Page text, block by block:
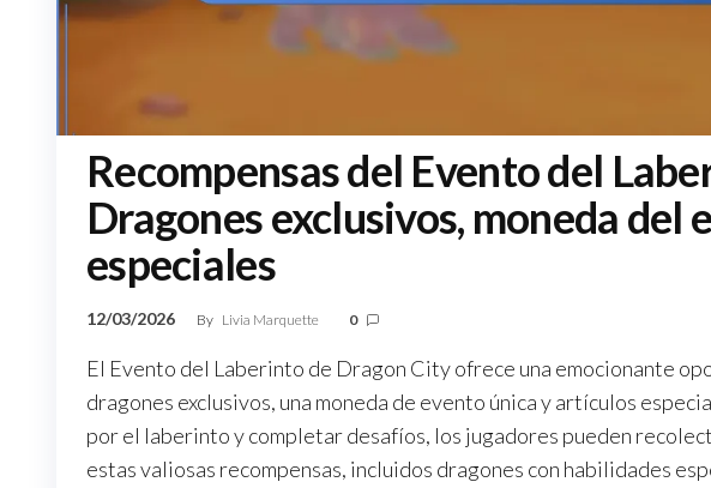
Recompensas del Evento del
Dragones exclusivos, moneda del
especiales
12/03/2026 By Livia Marquette 0
El Evento del Laberinto de Dragon City ofrece una emocionante
dragones exclusivos, una moneda de evento única y artículos
por el laberinto y completar desafíos, los jugadores pueden
estas valiosas recompensas, incluidos dragones con habilidades